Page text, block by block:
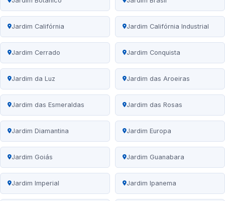
Jardim Califórnia Jardim Califórnia Industrial
Jardim Cerrado Jardim Conquista
Jardim da Luz Jardim das Aroeiras
Jardim das Esmeraldas Jardim das Rosas
Jardim Diamantina Jardim Europa
Jardim Goiás Jardim Guanabara
Jardim Imperial Jardim Ipanema